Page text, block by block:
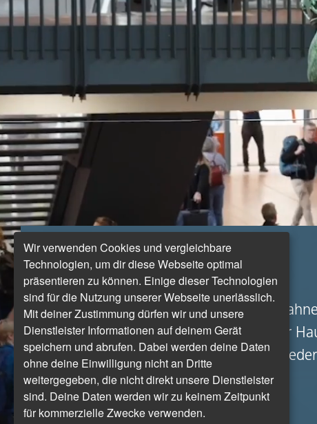
Die Rückkehr
Vor mehr als 80 Jahren brachten
Atlas, die auf dem Dach des Hamburger
dem Krieg in Sicherheit. Nun sind sie
VON OLIVER SCHIRG
Wir verwenden Cookies und vergleichbare
Technologien, um dir diese Webseite optimal
präsentieren zu können. Einige dieser Technologien
sind für die Nutzung unserer Webseite unerlässlich.
Mit deiner Zustimmung dürfen wir und unsere
Dienstleister Informationen auf deinem Gerät
speichern und abrufen. Dabei werden deine Daten
ohne deine Einwilligung nicht an Dritte
weitergegeben, die nicht direkt unsere Dienstleister
sind. Deine Daten werden wir zu keinem Zeitpunkt
für kommerzielle Zwecke verwenden.